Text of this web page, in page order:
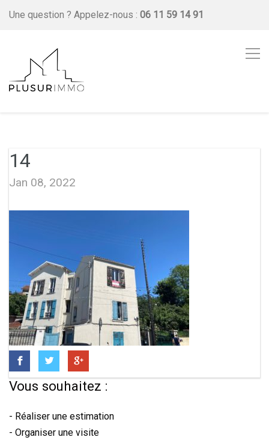
Une question ? Appelez-nous : 06 11 59 14 91
14
Jan 08, 2022
Vous souhaitez :
- Réaliser une estimation
- Organiser une visite